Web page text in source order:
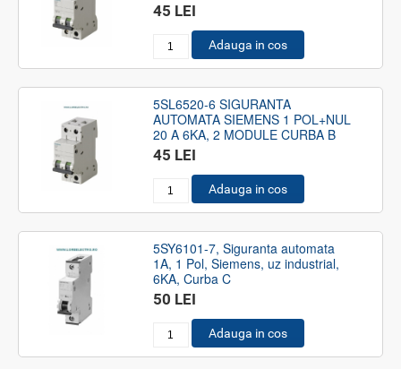
45 LEI
Adauga in cos
5SL6520-6 SIGURANTA
AUTOMATA SIEMENS 1 POL+NUL
20 A 6KA, 2 MODULE CURBA B
45 LEI
Adauga in cos
5SY6101-7, Siguranta automata
1A, 1 Pol, Siemens, uz industrial,
6KA, Curba C
50 LEI
Adauga in cos